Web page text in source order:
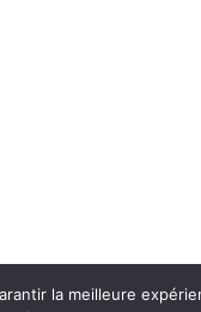
la meilleure